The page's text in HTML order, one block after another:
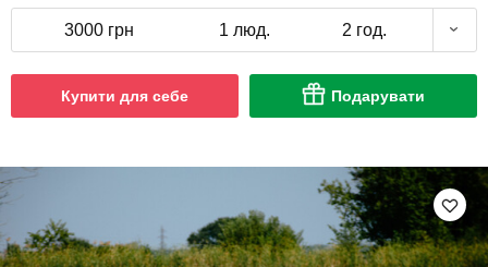
3000 грн 1 люд. 2 год.
Купити для себе Подарувати